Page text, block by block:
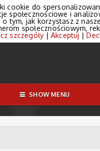
SHOW MENU
cookie do
społecznościowe i
tym, jak korzystasz z
społecznościowym,
szczegóły | Akceptuj |